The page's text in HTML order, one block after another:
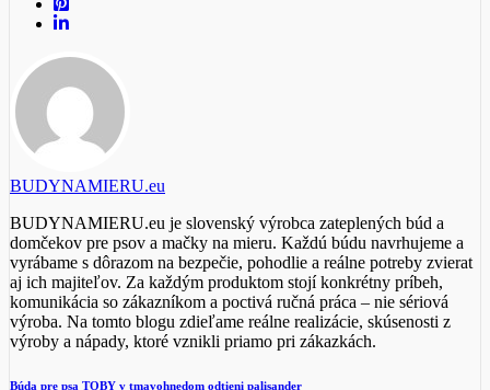
BUDYNAMIERU.eu
BUDYNAMIERU.eu je slovenský výrobca zateplených búd a
domčekov pre psov a mačky na mieru. Každú búdu navrhujeme a
vyrábame s dôrazom na bezpečie, pohodlie a reálne potreby zvierat
aj ich majiteľov. Za každým produktom stojí konkrétny príbeh,
komunikácia so zákazníkom a poctivá ručná práca – nie sériová
výroba. Na tomto blogu zdieľame reálne realizácie, skúsenosti z
výroby a nápady, ktoré vznikli priamo pri zákazkách.
Búda pre psa TOBY v tmavohnedom odtieni palisander